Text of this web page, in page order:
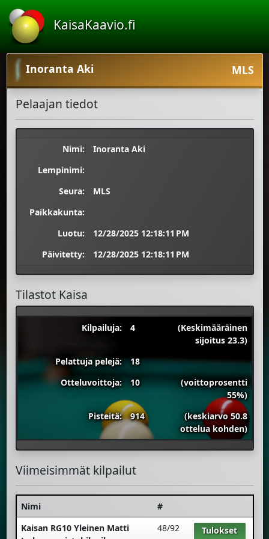
KaisaKaavio.fi
Inoranta Aki MLS
Pelaajan tiedot
Nimi:
Inoranta Aki
Lempinimi:
Seura:
MLS
Paikkakunta:
Luotu:
12/28/2025 12:18:11 PM
Päivitetty:
12/28/2025 12:18:11 PM
Tilastot Kaisa
Kilpailuja: 4
(Keskimääräinen
sijoitus 23.3)
Pelattuja pelejä:
18
Otteluvoittoja:
10
(voittoprosentti
55%)
Pisteitä:
914
(keskiarvo 50.8
ottelua kohden)
Viimeisimmät kilpailut
Nimi
#
Kaisan RG10 Yleinen Matti
48/92 Tulokset